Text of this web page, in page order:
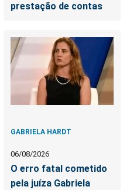
prestação de contas
GABRIELA HARDT
06/08/2026
O erro fatal cometido
pela juíza Gabriela